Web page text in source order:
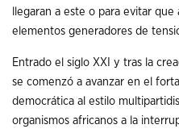
llegaran a este o para evitar
elementos generadores de
Entrado el siglo XXI y tras la
se comenzó a avanzar en el
democrática al estilo
organismos africanos a la